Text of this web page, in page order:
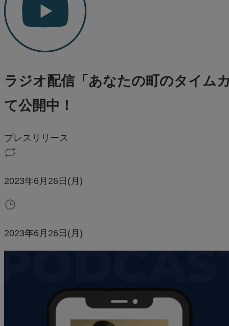
ラジオ配信「あなたの町のタイム
て公開中！
プレスリリース
2023年6月26日(月)
2023年6月26日(月)